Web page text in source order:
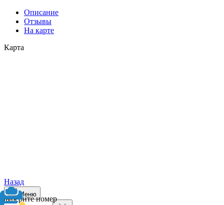
Описание
Отзывы
На карте
Карта
Назад
Выберите номер
Меню